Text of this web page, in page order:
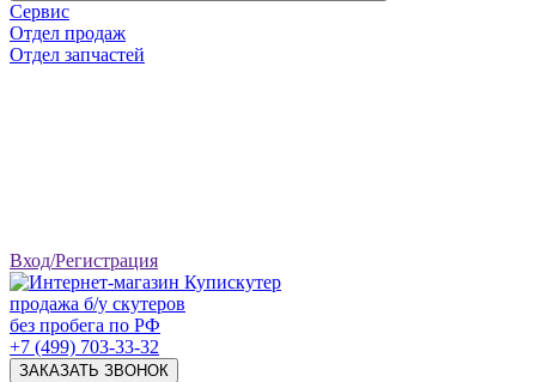
Сервис
Отдел продаж
Отдел запчастей
Вход/Регистрация
продажа б/у скутеров
без пробега по РФ
+7 (499) 703-33-32
ЗАКАЗАТЬ ЗВОНОК